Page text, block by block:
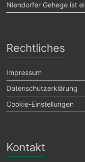
Niendorfer Gehege ist
Rechtliches
Impressum
Datenschutzerklärung
Cookie-Einstellungen
Kontakt